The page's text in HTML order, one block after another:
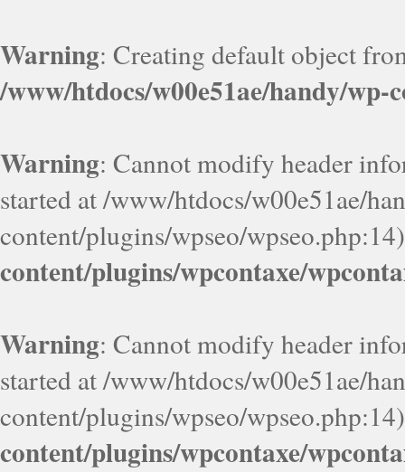
Warning: Creating default object
/www/htdocs/w00e51ae/handy/wp-
Warning: Cannot modify header
started at /www/htdocs/w00e51ae/
content/plugins/wpseo/
content/plugins/wpcontaxe/
Warning: Cannot modify header
started at /www/htdocs/w00e51ae/
content/plugins/wpseo/
content/plugins/wpcontaxe/